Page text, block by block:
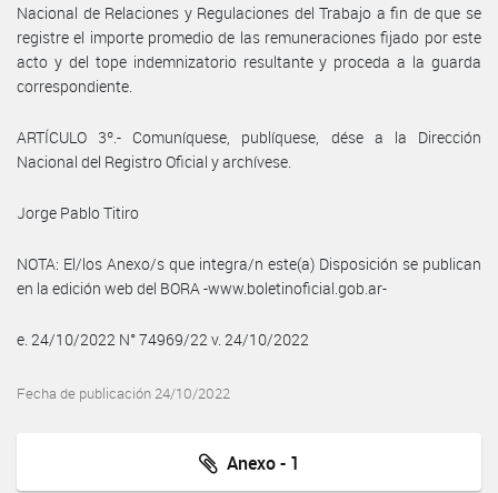
Nacional de Relaciones y Regulaciones del Trabajo a fin de que se
registre el importe promedio de las remuneraciones fijado por este
acto y del tope indemnizatorio resultante y proceda a la guarda
correspondiente.
ARTÍCULO 3º.- Comuníquese, publíquese, dése a la Dirección
Nacional del Registro Oficial y archívese.
Jorge Pablo Titiro
NOTA: El/los Anexo/s que integra/n este(a) Disposición se publican
en la edición web del BORA -www.boletinoficial.gob.ar-
e. 24/10/2022 N° 74969/22 v. 24/10/2022
Fecha de publicación 24/10/2022
Anexo - 1